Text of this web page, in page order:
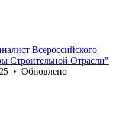
Всероссийского
Строительной Отрасли"
• Обновлено